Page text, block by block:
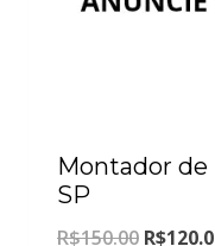
Montador de
SP
R$150.00 O
R$